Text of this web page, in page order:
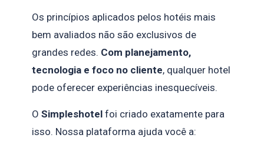
Os princípios aplicados pelos hotéis mais
bem avaliados não são exclusivos de
grandes redes. Com planejamento,
tecnologia e foco no cliente, qualquer hotel
pode oferecer experiências inesquecíveis.
O Simpleshotel foi criado exatamente para
isso. Nossa plataforma ajuda você a: